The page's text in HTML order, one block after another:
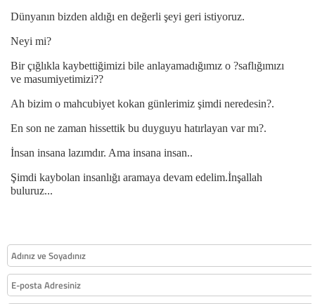
Dünyanın bizden aldığı en değerli şeyi geri istiyoruz.
Neyi mi?
Bir çığlıkla kaybettiğimizi bile anlayamadığımız o ?saflığımızı
ve masumiyetimizi??
Ah bizim o mahcubiyet kokan günlerimiz şimdi neredesin?.
En son ne zaman hissettik bu duyguyu hatırlayan var mı?.
İnsan insana lazımdır. Ama insana insan..
Şimdi kaybolan insanlığı aramaya devam edelim.İnşallah
buluruz...